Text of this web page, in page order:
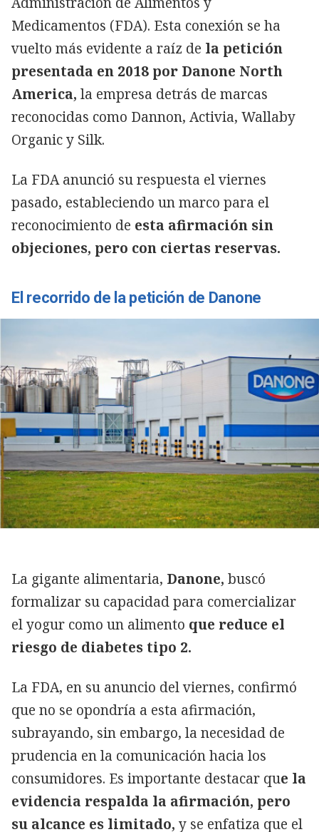
Medicamentos (FDA). Esta conexión se ha
vuelto más evidente a raíz de la petición
presentada en 2018 por Danone North
America, la empresa detrás de marcas
reconocidas como Dannon, Activia, Wallaby
Organic y Silk.
La FDA anunció su respuesta el viernes
pasado, estableciendo un marco para el
reconocimiento de esta afirmación sin
objeciones, pero con ciertas reservas.
El recorrido de la petición de Danone
La gigante alimentaria, Danone, buscó
formalizar su capacidad para comercializar
el yogur como un alimento que reduce el
riesgo de diabetes tipo 2.
La FDA, en su anuncio del viernes, confirmó
que no se opondría a esta afirmación,
subrayando, sin embargo, la necesidad de
prudencia en la comunicación hacia los
consumidores. Es importante destacar que la
evidencia respalda la afirmación, pero
su alcance es limitado, y se enfatiza que el